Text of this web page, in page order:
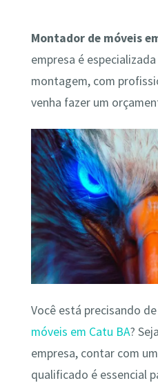
Montador de móveis
empresa é
montagem, com
venha fazer um
Você está precisando
móveis em Catu BA?
empresa, contar com
qualificado é essencial